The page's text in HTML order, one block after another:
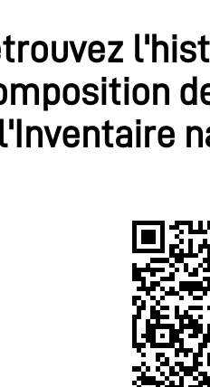
l'Inventaire